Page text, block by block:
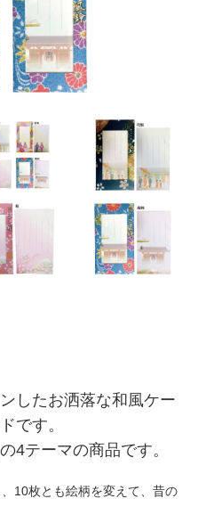
したお洒落な和風ケー
です。
ーマの商品です。
10枚とも絵柄を変えて、昔の